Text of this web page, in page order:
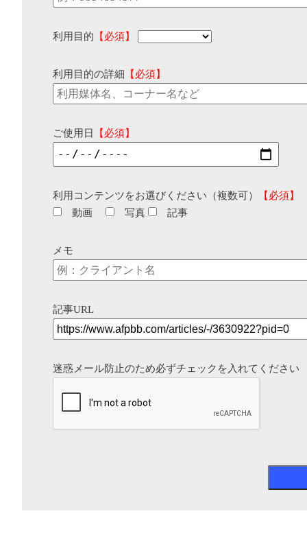
利用目的 【必須】
利用目的の詳細 【必須】
ご使用日 【必須】
利用コンテンツをお選びください（複数可）
【必須】
動画
写真 記事
メモ
記事URL
迷惑メール防止のため必ずチェックを入れてください